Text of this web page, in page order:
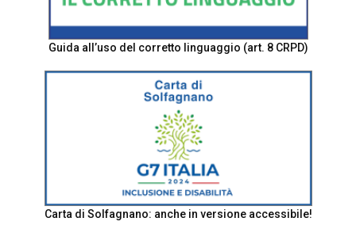
Guida all’uso del corretto linguaggio (art. 8 CRPD)
Carta di Solfagnano: anche in versione accessibile!